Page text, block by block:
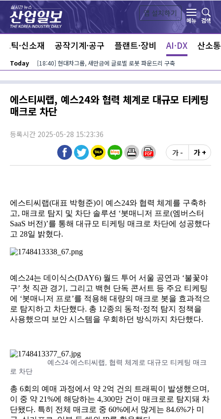
본문 바로가기
앱 설치하기
메뉴
검색
틱·신소재 공작기계·공구 플랜트·장비 AI·DX 산소통
Today [18:40] 현대차그룹, 새만금에 글로벌 로봇 파운드리 구축
에스티씨랩, 예스24와 협력 체계로 대규모 티케팅
매크로 차단
등록시간 2025-05-28 15:23:36
가 -
가 +